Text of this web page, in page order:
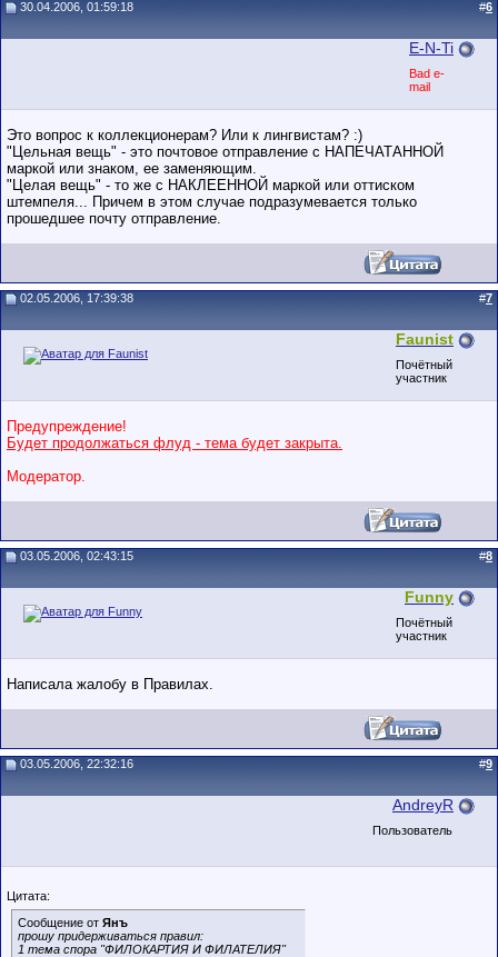
30.04.2006, 01:59:18 #6
E-N-Ti
Bad e-
mail
Это вопрос к коллекционерам? Или к лингвистам? :)
"Цельная вещь" - это почтовое отправление с НАПЕЧАТАННОЙ
маркой или знаком, ее заменяющим.
"Целая вещь" - то же с НАКЛЕЕННОЙ маркой или оттиском
штемпеля... Причем в этом случае подразумевается только
прошедшее почту отправление.
02.05.2006, 17:39:38 #7
Faunist
Почётный
участник
Предупреждение!
Будет продолжаться флуд - тема будет закрыта.
Модератор.
03.05.2006, 02:43:15 #8
Funny
Почётный
участник
Написала жалобу в Правилах.
03.05.2006, 22:32:16 #9
AndreyR
Пользователь
Цитата:
Сообщение от Янъ
прошу придерживаться правил:
1 тема спора "ФИЛОКАРТИЯ И ФИЛАТЕЛИЯ"